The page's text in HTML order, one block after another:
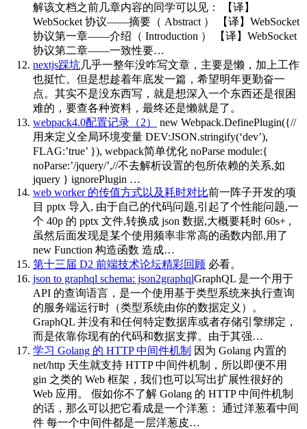
解该文档之前几章内容的同学可以见： 【译】
WebSocket 协议——摘要（ Abstract ） 【译】WebSocket
协议第一章——介绍（ Introduction ） 【译】WebSocket
协议第二章——一致性要…
nextjs踩坑几乎一整年没咋写文章，主要是懒，加上工作
也挺忙。但是想趁着年底发一篇，希望明年更勤奋一
点。其实不是没东西写，就是想深入一个东西还是很困
难的，要查各种资料，最终还是懒就是了。
webpack4.0配置记录（2）
new Webpack.DefinePlugin({//
用来定义全局环境变量 DEV:JSON.stringify(‘dev’),
FLAG:’true’ }), webpack简单优化 noParse module:{
noParse:’/jquery/’,//不去解析设置的包所依赖的关系,如
jquery } ignorePlugin …
web worker 的传值方式以及耗时对比前一阵子开发的项
目 pptx 导入, 由于自己的代码问题,引起了个性能问题,一
个 40p 的 pptx 文件,转换成 json 数据,大概要耗时 60s+ ,
虽然后面发现是某个使用频率非常高的函数内部,用了
new Function 构造函数 造成…
第十三届 D2 前端技术论坛精彩回顾 必看。
json to graphql schema: json2graphqlGraphQL 是一个用于
API 的查询语言，是一个使用基于类型系统来执行查询
的服务端运行时（类型系统由你的数据定义）。
GraphQL 并没有和任何特定数据库或者存储引擎绑定，
而是依靠你现有的代码和数据支撑。由于其强…
学习 Golang 的 HTTP 中间件机制 因为 Golang 内置的
net/http 天生就支持 HTTP 中间件机制，所以即便不用
gin 之类的 Web 框架，我们也可以写出扩展性很好的
Web 应用。 假如你不了解 Golang 的 HTTP 中间件机制
的话，那么可以把它看成是一个洋葱： 通过洋葱看中间
件 每一个中间件都是一层洋葱皮…